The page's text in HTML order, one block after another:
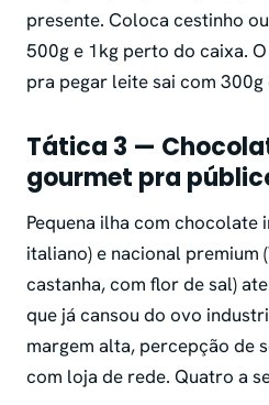
presente. Coloca cestinho
500g e 1kg perto do caixa.
pra pegar leite sai com 300g
Tática 3 —
gourmet pra
Pequena ilha com chocolate
italiano) e nacional premium
castanha, com flor de sal)
que já cansou do ovo
margem alta, percepção de
com loja de rede. Quatro a